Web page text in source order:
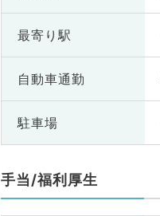
最寄り駅
自動車通勤
駐車場
手当/福利厚生